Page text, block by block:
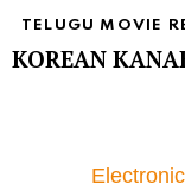
TELUGU MOVIE
KOREAN